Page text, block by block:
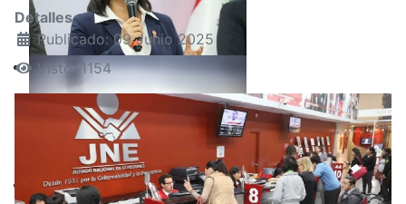
Detalles
Publicado: 09 Junio 2025
Visto: 1154